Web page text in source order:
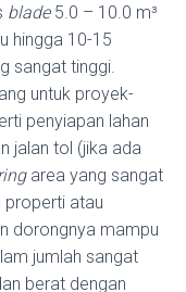
blade5.0 – 10.0 m³
hingga 10-15
sangat tinggi.
untuk proyek-
penyiapan lahan
jalan tol (jika ada
area yang sangat
properti atau
dorongnya mampu
jumlah sangat
berat dengan